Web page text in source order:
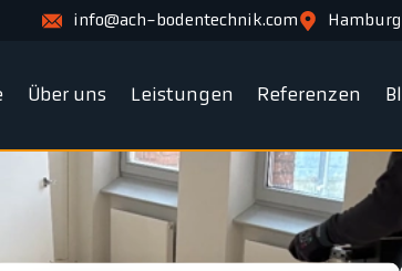
info@ach-bodentechnik.com
Über uns Leistungen Referenzen